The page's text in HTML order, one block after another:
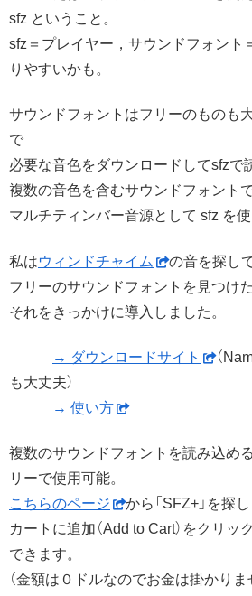
sfz ということ。
sfz＝プレイヤー，サウンドフォント
りやすいかも。
サウンドフォントはフリーのものも
で
必要な音色をダウンロードしてsfzで
複数の音色を含むサウンドフォント
マルチティンバー音源として sfz を使
私はウィンドチャイム
の音を探し
フリーのサウンドフォントを見つけ
それをきっかけに導入しました。
→ ダウンロードサイト
（
も大丈夫）
→ 使い方
複数のサウンドフォントを読み込める
リーで使用可能。
こちらのページ
から「SFZ+」を探し
カートに追加（Add to Cart）をクリッ
できます。
（金額は０ドルなのでお金は掛かりま